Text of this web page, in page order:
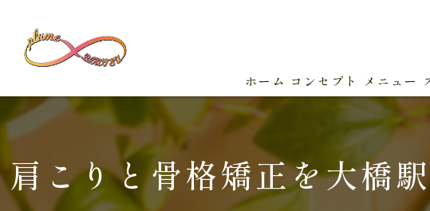
ホーム コンセプト メニュー
サービス
肩こりと骨格矯正を大橋